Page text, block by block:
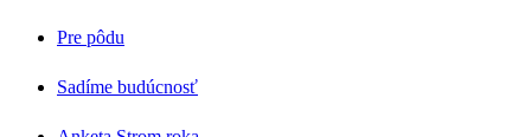
Pre pôdu
Sadíme budúcnosť